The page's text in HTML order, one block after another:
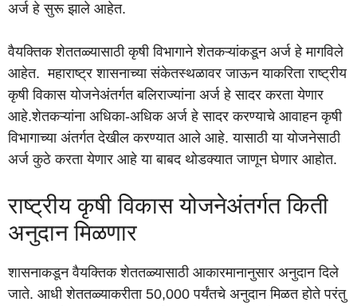
अर्ज हे सुरू झाले आहेत.
वैयक्तिक शेततळ्यासाठी कृषी विभागाने शेतकऱ्यांकडून अर्ज हे मागविले
आहेत. महाराष्ट्र शासनाच्या संकेतस्थळावर जाऊन याकरिता राष्ट्रीय
कृषी विकास योजनेअंतर्गत बलिराज्यांना अर्ज हे सादर करता येणार
आहे.शेतकऱ्यांना अधिका-अधिक अर्ज हे सादर करण्याचे आवाहन कृषी
विभागाच्या अंतर्गत देखील करण्यात आले आहे. यासाठी या योजनेसाठी
अर्ज कुठे करता येणार आहे या बाबद थोडक्यात जाणून घेणार आहोत.
राष्ट्रीय कृषी विकास योजनेअंतर्गत किती
अनुदान मिळणार
शासनाकडून वैयक्तिक शेततळ्यासाठी आकारमानानुसार अनुदान दिले
जाते. आधी शेततळ्याकरीता 50,000 पर्यंतचे अनुदान मिळत होते परंतु